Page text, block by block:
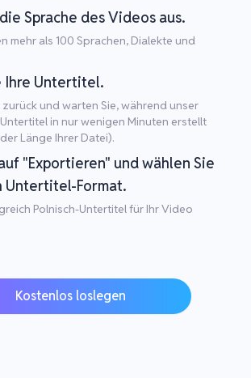
Sprache des Videos aus.
mehr als 100 Sprachen, Dialekte und
Ihre Untertitel.
zurück und warten Sie, während unser
in nur wenigen Minuten erstellt
Länge Ihrer Datei).
"Exportieren" und wählen Sie
Untertitel-Format.
Polnisch-Untertitel für Ihr Video
Kostenlos loslegen